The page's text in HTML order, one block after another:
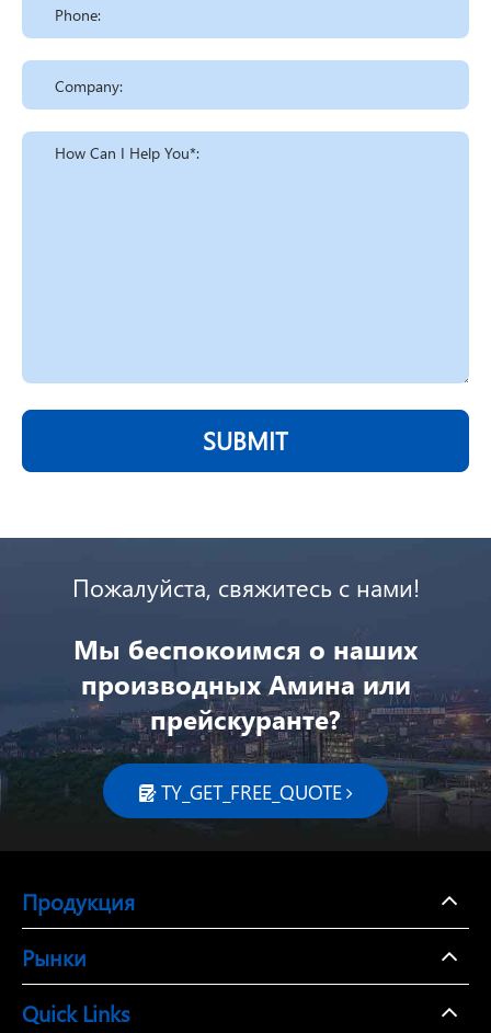
SUBMIT
Пожалуйста, свяжитесь с нами!
Мы беспокоимся о наших
производных Амина или
прейскуранте?
 TY_GET_FREE_QUOTE
Продукция
Рынки
Quick Links